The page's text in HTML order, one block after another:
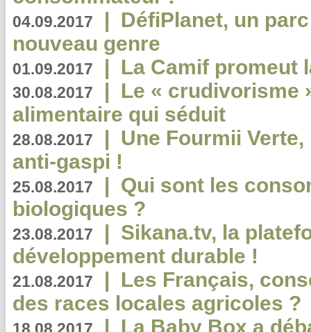
04.09.2017 | DéfiPlanet, un
nouveau genre
01.09.2017 | La Camif promeut
30.08.2017 | Le « crudivorisme
alimentaire qui séduit
28.08.2017 | Une Fourmii
anti-gaspi !
25.08.2017 | Qui sont les
biologiques ?
23.08.2017 | Sikana.tv, la
développement durable !
21.08.2017 | Les Français,
des races locales agricoles ?
| La Baby Box a